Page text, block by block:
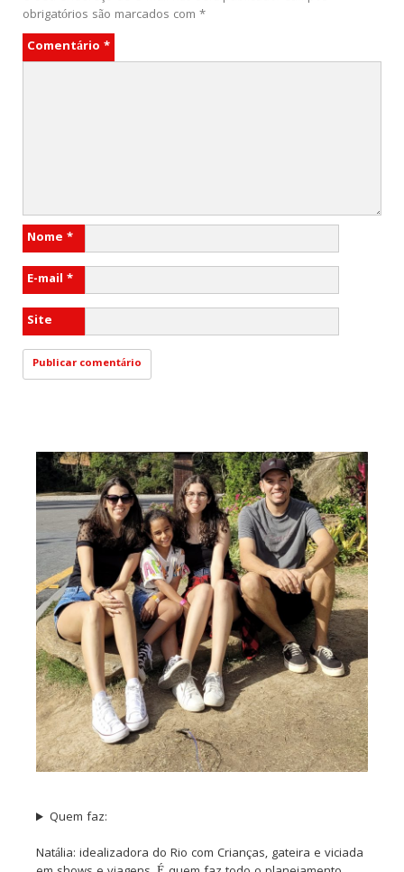
obrigatórios são marcados com *
Comentário *
Nome *
E-mail *
Site
Quem faz:
Natália: idealizadora do Rio com Crianças, gateira e viciada